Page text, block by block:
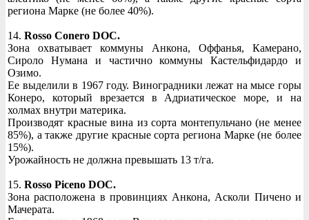
региона Марке (не более 40%).
14. Rosso Conero DOC.
Зона охватывает коммуны Анкона, Оффанья, Камерано,
Сироло Нумана и частично коммуны Кастельфидардо и
Озимо.
Ее выделили в 1967 году. Виноградники лежат на мысе горы
Конеро, который врезается в Адриатическое море, и на
холмах внутри материка.
Производят красные вина из сорта монтепульчано (не менее
85%), а также другие красные сорта региона Марке (не более
15%).
Урожайность не должна превышать 13 т/га.
15. Rosso Piceno DOC.
Зона расположена в провинциях Анкона, Асколи Пичено и
Мачерата.